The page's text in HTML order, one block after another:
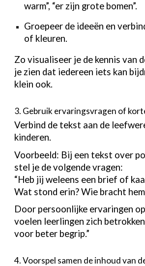
warm”, “er zijn grote bomen”.
Groepeer de ideeën en
of kleuren.
Zo visualiseer je de kennis van
je zien dat iedereen iets kan
klein ook.
3. Gebruik ervaringsvragen of
Verbind de tekst aan de
kinderen.
Voorbeeld: Bij een tekst over
stel je de volgende vragen:
“Heb jij weleens een brief of
Wat stond erin? Wie bracht
Door persoonlijke ervaringen
voelen leerlingen zich
voor beter begrip.”
4. Voorspel samen de inhoud van